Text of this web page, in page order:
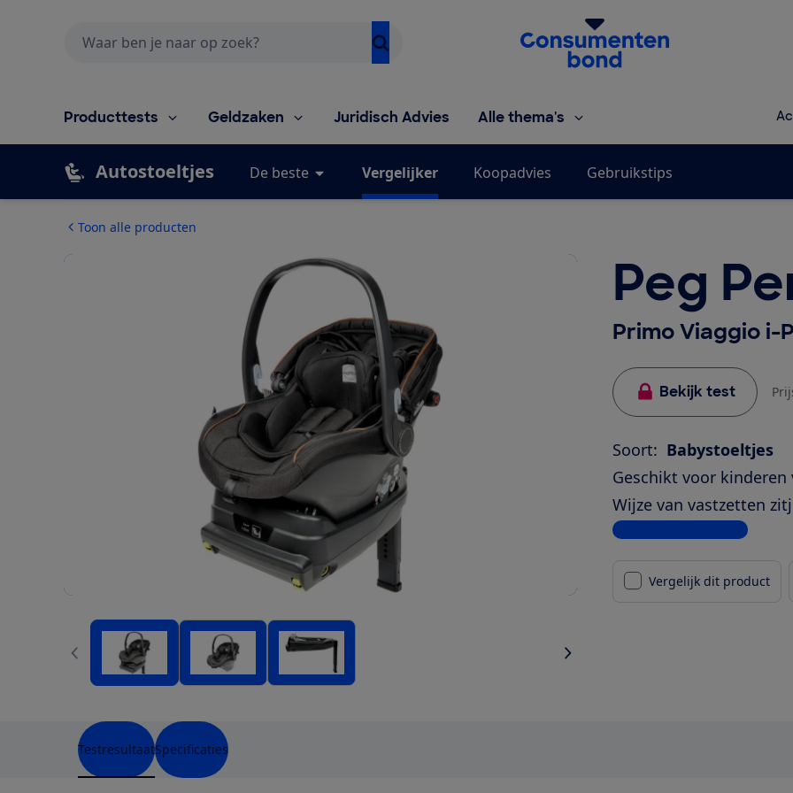
Homepage van de Consumentenbond
Producttests Geldzaken Juridisch Advies Alle thema's
Autostoeltjes De beste Vergelijker Koopadvies Gebruikstips
Toon alle producten
Peg
Primo Viaggio i-
Bekijk test
Soort: Babystoeltjes
Geschikt voor kinderen
Wijze van vastzetten
Bekijk alle specificaties
Vergelijk dit product
TestresultaatSpecificaties